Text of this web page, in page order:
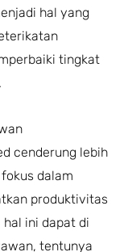
hal yang
tingkat
cenderung lebih
dalam
produktivitas
ini dapat di
tentunya